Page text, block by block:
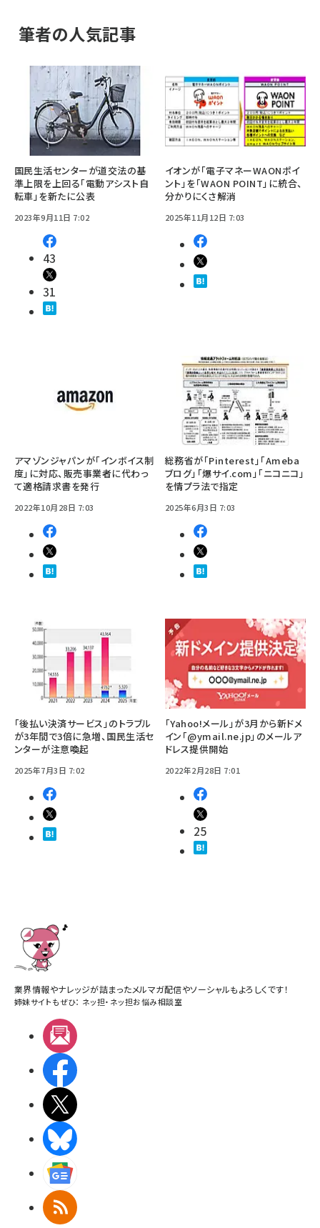
筆者の人気記事
国民生活センターが道交法の基
準上限を上回る「電動アシスト自
転車」を新たに公表
2023年9月11日 7:02
43
31
イオンが「電子マネーWAONポイ
ント」を「WAON POINT」に統合、
分かりにくさ解消
2025年11月12日 7:03
アマゾンジャパンが「インボイス制
度」に対応、販売事業者に代わっ
て適格請求書を発行
2022年10月28日 7:03
総務省が「Pinterest」「Ameba
ブログ」「爆サイ.com」「ニコニコ」
を情プラ法で指定
2025年6月3日 7:03
「後払い決済サービス」のトラブル
が3年間で3倍に急増、国民生活セ
ンターが注意喚起
2025年7月3日 7:02
「Yahoo!メール」が3月から新ドメ
イン「@ymail.ne.jp」のメールア
ドレス提供開始
2022年2月28日 7:01
25
業界情報やナレッジが詰まったメルマガ配信やソーシャルもよろしくです！
姉妹サイトもぜひ： ネッ担・ ネッ担お悩み相談室
RSS